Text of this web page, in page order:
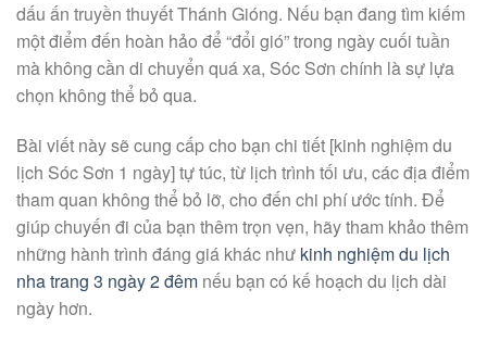
dấu ấn truyền thuyết Thánh Gióng. Nếu bạn đang tìm kiếm
một điểm đến hoàn hảo để “đổi gió” trong ngày cuối tuần
mà không cần di chuyển quá xa, Sóc Sơn chính là sự lựa
chọn không thể bỏ qua.
Bài viết này sẽ cung cấp cho bạn chi tiết [kinh nghiệm du
lịch Sóc Sơn 1 ngày] tự túc, từ lịch trình tối ưu, các địa điểm
tham quan không thể bỏ lỡ, cho đến chi phí ước tính. Để
giúp chuyến đi của bạn thêm trọn vẹn, hãy tham khảo thêm
những hành trình đáng giá khác như kinh nghiệm du lịch
nha trang 3 ngày 2 đêm nếu bạn có kế hoạch du lịch dài
ngày hơn.